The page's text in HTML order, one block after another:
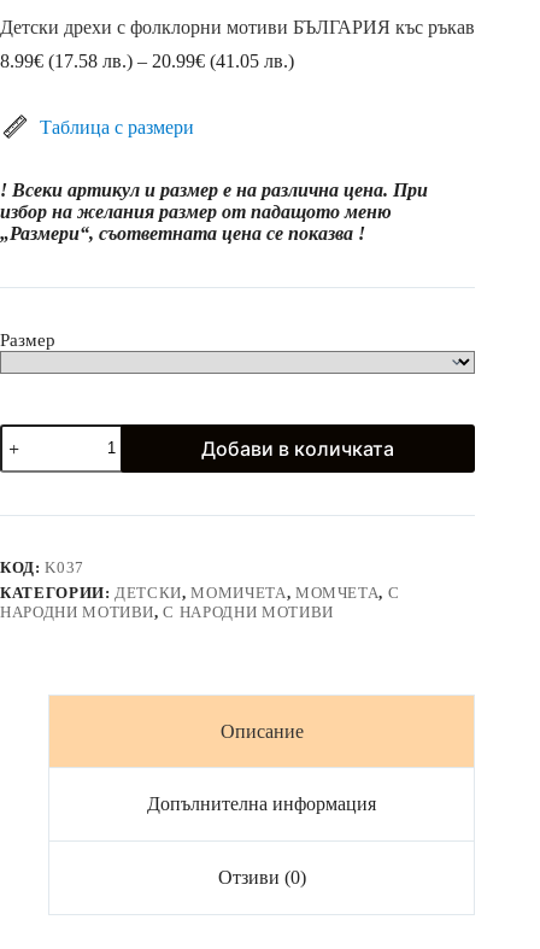
Детски дрехи с фолклорни мотиви БЪЛГАРИЯ къс ръкав
8.99€ (17.58 лв.) – 20.99€ (41.05 лв.)Price
20.99€
(41.05
лв.)
Таблица с размери
! Всеки артикул и размер е на различна цена. При
избор на желания размер от падащото меню
„Размери“, съответната цена се показва !
Размер
количество
за
Детски
с
БЪЛГАРИЯ
къс
ръкав
Добави в количката
КОД:K037
КАТЕГОРИИ: ДЕТСКИ,МОМИЧЕТА, МОМЧЕТА, С
НАРОДНИ МОТИВИ,С НАРОДНИ МОТИВИ
Описание
Допълнителна информация
Отзиви (0)